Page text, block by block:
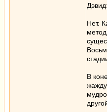
Нет.
В